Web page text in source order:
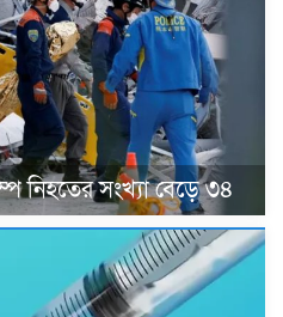
নিহতের সংখ্যা বেড়ে ৩৪